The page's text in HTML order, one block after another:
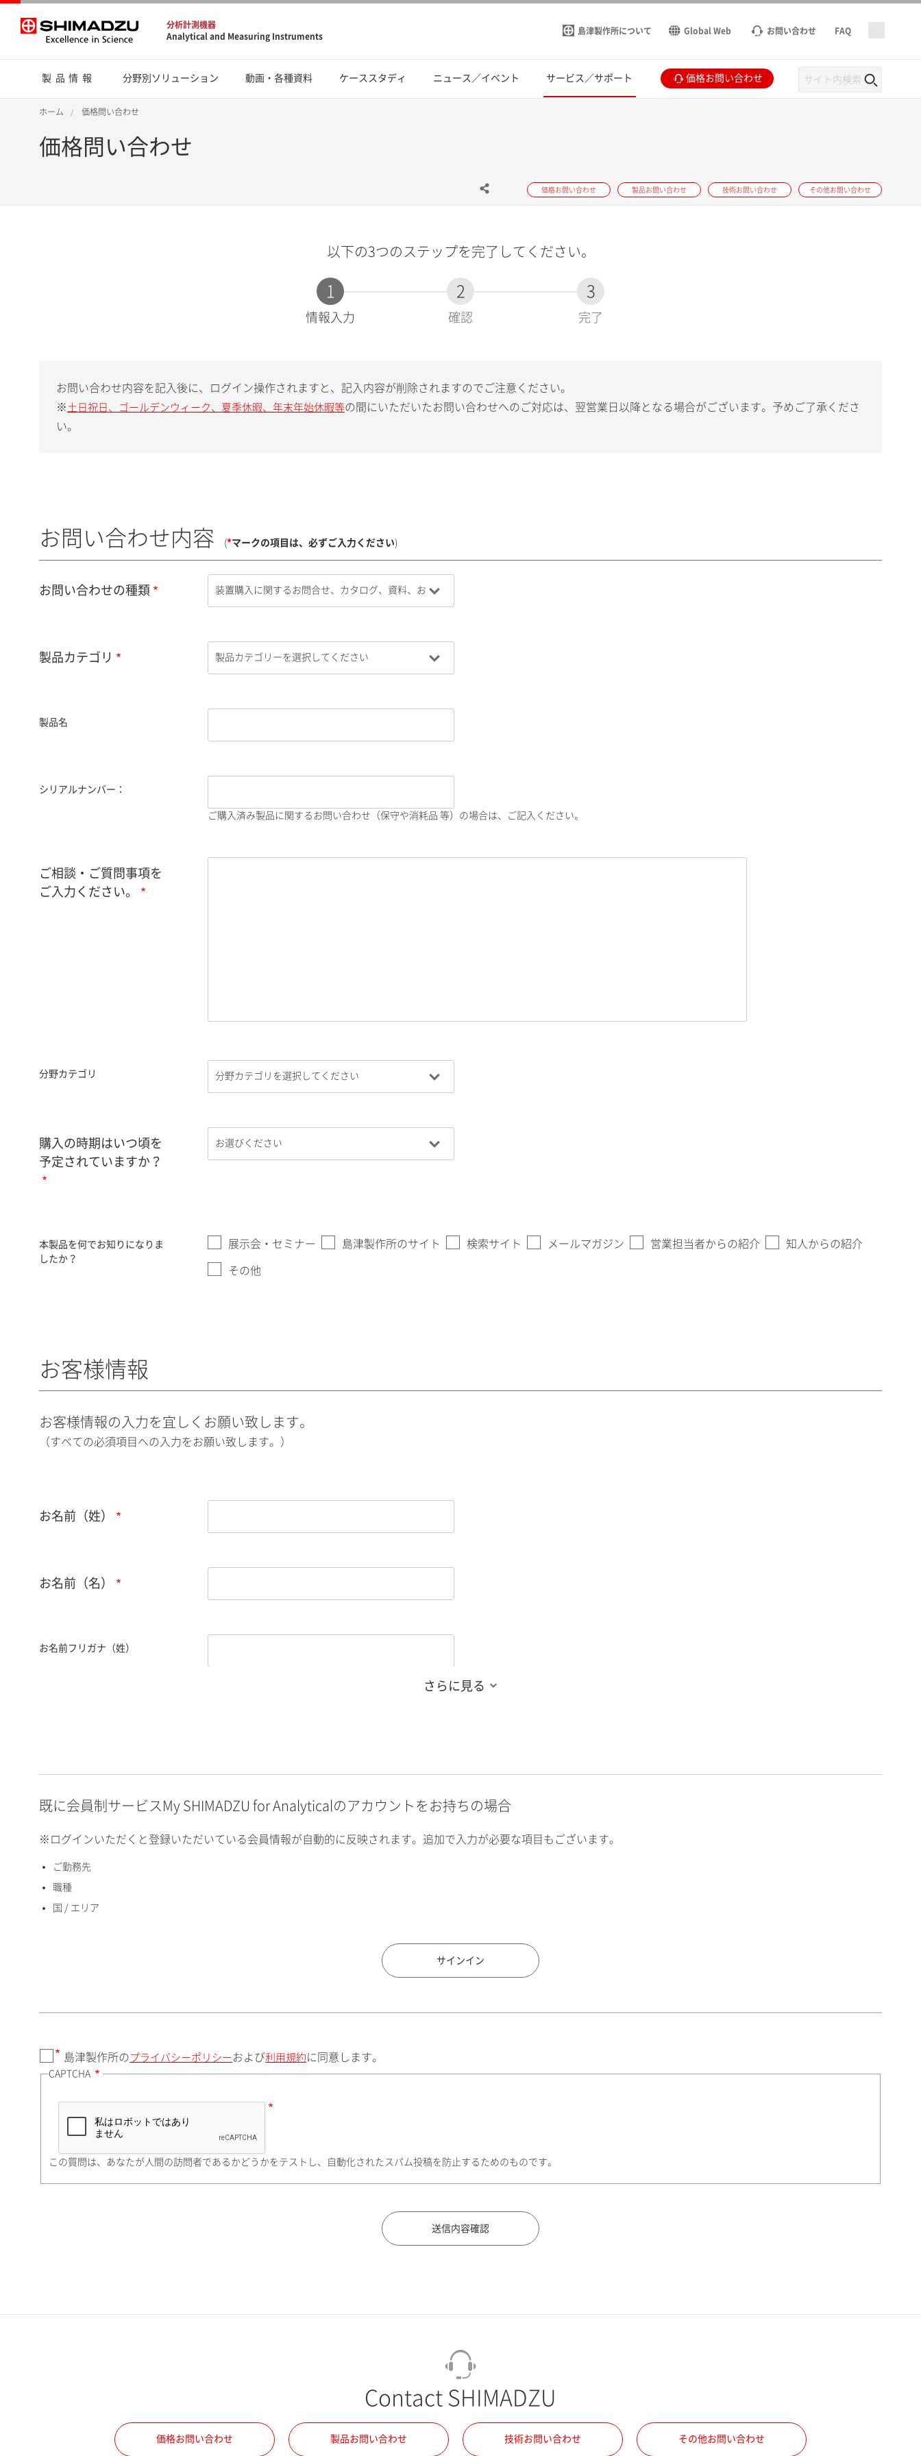
分析計測機器
Analytical and Measuring Instruments
島津製作所について Global Web お問い合わせ FAQ
製品情報 分野別ソリューション 動画・各種資料 ケーススタディ ニュース／イベント サービス／サポート 価格お問い合わせ
ホーム 価格問い合わせ
価格問い合わせ
価格お問い合わせ 製品お問い合わせ 技術お問い合わせ その他お問い合わせ
以下の3つのステップを完了してください。
1
現
情報入力
2
確認
3
完了
お問い合わせ内容を記入後に、ログイン操作されますと、記入内容が削除されますのでご注意ください。
※ 土日祝日、ゴールデンウィーク、夏季休暇、年末年始休暇等の間にいただいたお問い合わせへのご対応は、翌営業日以降となる場合がございます。予めご了承くださ
い。
お問い合わせ内容 (*マークの項目は、必ずご入力ください)
お問い合わせの種類
製品カテゴリ
製品名
シリアルナンバー：
ご購入済み製品に関するお問い合わせ（保守や消耗品 等）の場合は、ご記入ください。
ご相談・ご質問事項を
ご入力ください。
分野カテゴリ
購入の時期はいつ頃を
予定されていますか？
本製品を何でお知りになりま
したか？
展示会・セミナー 島津製作所のサイト 検索サイト メールマガジン 営業担当者からの紹介 知人からの紹介
その他
お客様情報
お客様情報の入力を宜しくお願い致します。
（すべての必須項目への入力をお願い致します。）
お名前（姓）
お名前（名）
お名前フリガナ（姓）
英数）
国 / エリア
住所検索
町名・番地（勤務先）
さらに見る
既に会員制サービスMy SHIMADZU for Analyticalのアカウントをお持ちの場合
※ログインいただくと登録いただいている会員情報が自動的に反映されます。追加で入力が必要な項目もございます。
ご勤務先
職種
国 / エリア
サインイン
島津製作所の プライバシーポリシー および利用規約 に同意します。
CAPTCHA
この質問は、あなたが人間の訪問者であるかどうかをテストし、自動化されたスパム投稿を防止するためのものです。
Contact SHIMADZU
価格お問い合わせ 製品お問い合わせ 技術お問い合わせ その他お問い合わせ